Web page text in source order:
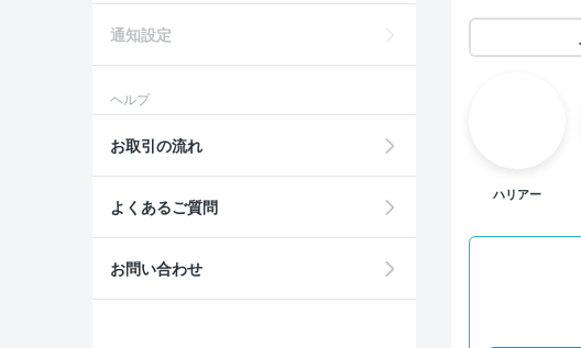
ハリアー
通知設定
ヘルプ
お取引の流れ
よくあるご質問
お問い合わせ